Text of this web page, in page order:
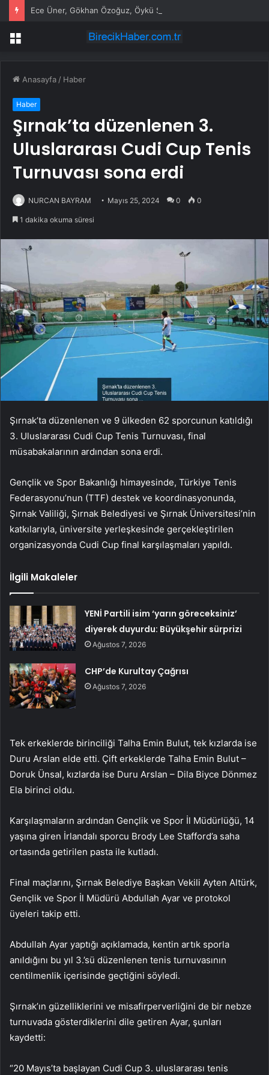
Menü
Anasayfa / Haber
Haber
Şırnak’ta düzenlenen 3.
Uluslararası Cudi Cup Tenis
Turnuvası sona erdi
NURCAN BAYRAM Mayıs 25, 2024 0 0
1 dakika okuma süresi
Şırnak’ta düzenlenen ve 9 ülkeden 62 sporcunun katıldığı
3. Uluslararası Cudi Cup Tenis Turnuvası, final
müsabakalarının ardından sona erdi.
Gençlik ve Spor Bakanlığı himayesinde, Türkiye Tenis
Federasyonu’nun (TTF) destek ve koordinasyonunda,
Şırnak Valiliği, Şırnak Belediyesi ve Şırnak Üniversitesi’nin
katkılarıyla, üniversite yerleşkesinde gerçekleştirilen
organizasyonda Cudi Cup final karşılaşmaları yapıldı.
İlgili Makaleler
YENİ Partili isim ‘yarın göreceksiniz’
diyerek duyurdu: Büyükşehir sürprizi
Ağustos 7, 2026
CHP’de Kurultay Çağrısı
Ağustos 7, 2026
Tek erkeklerde birinciliği Talha Emin Bulut, tek kızlarda ise
Duru Arslan elde etti. Çift erkeklerde Talha Emin Bulut –
Doruk Ünsal, kızlarda ise Duru Arslan – Dila Biyce Dönmez
Ela birinci oldu.
Karşılaşmaların ardından Gençlik ve Spor İl Müdürlüğü, 14
yaşına giren İrlandalı sporcu Brody Lee Stafford’a saha
ortasında getirilen pasta ile kutladı.
Final maçlarını, Şırnak Belediye Başkan Vekili Ayten Altürk,
Gençlik ve Spor İl Müdürü Abdullah Ayar ve protokol
üyeleri takip etti.
Abdullah Ayar yaptığı açıklamada, kentin artık sporla
anıldığını bu yıl 3.’sü düzenlenen tenis turnuvasının
centilmenlik içerisinde geçtiğini söyledi.
Şırnak’ın güzelliklerini ve misafirperverliğini de bir nebze
turnuvada gösterdiklerini dile getiren Ayar, şunları
kaydetti:
“20 Mayıs’ta başlayan Cudi Cup 3. uluslararası tenis